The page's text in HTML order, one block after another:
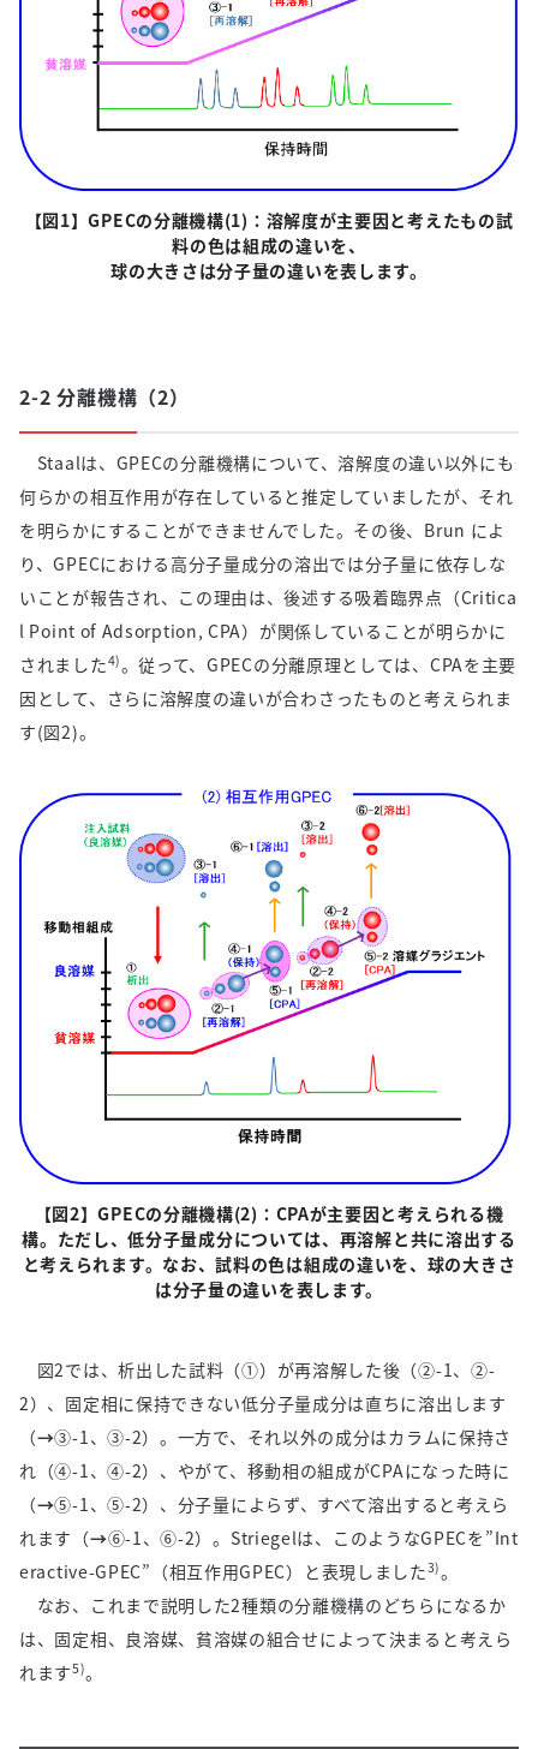
【図1】GPECの分離機構(1) ：溶解度が主要因と考えたもの試
料の色は組成の違いを、
球の大きさは分子量の違いを表します。
2-2 分離機構（2）
Staalは、 GPECの分離機構について、溶解度の違い以外にも
何らかの相互作用が存在していると推定していましたが、それ
を明らかにすることができませんでした。その後、 Brun によ
り、GPECにおける高分子量成分の溶出では分子量に依存しな
いことが報告され、この理由は、後述する吸着臨界点（Critica
l Point of Adsorption, CPA）が関係していることが明らかに
されました4)。従って、GPECの分離原理としては、 CPAを主要
因として、さらに溶解度の違いが合わさったものと考えられま
す(図2)。
【図2】GPECの分離機構(2) ： CPAが主要因と考えられる機
構。ただし、低分子量成分については、再溶解と共に溶出する
と考えられます。なお、試料の色は組成の違いを、球の大きさ
は分子量の違いを表します。
図2では、析出した試料（①）が再溶解した後（②-1、②-
2）、固定相に保持できない低分子量成分は直ちに溶出します
（→③-1、③-2）。一方で、それ以外の成分はカラムに保持さ
れ（④-1、④-2）、やがて、移動相の組成がCPAになった時に
（→⑤-1、⑤-2）、分子量によらず、すべて溶出すると考えら
れます（→⑥-1、⑥-2）。 Striegelは、このようなGPECを”Int
eractive-GPEC” （相互作用GPEC）と表現しました3)。
なお、これまで説明した2種類の分離機構のどちらになるか
は、固定相、良溶媒、貧溶媒の組合せによって決まると考えら
れます5)。